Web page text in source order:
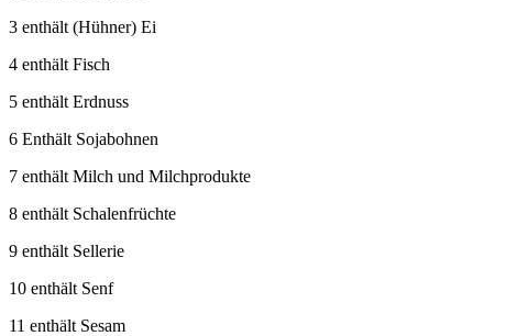
3 enthält (Hühner) Ei
4 enthält Fisch
5 enthält Erdnuss
6 Enthält Sojabohnen
7 enthält Milch und Milchprodukte
8 enthält Schalenfrüchte
9 enthält Sellerie
10 enthält Senf
11 enthält Sesam